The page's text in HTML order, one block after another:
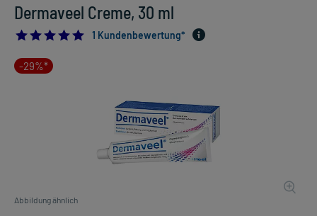
Dermaveel Creme, 30 ml
5.01 Kundenbewertung*
-29%*
Abbildung ähnlich